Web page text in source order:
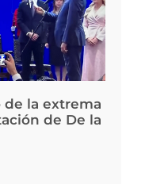
de la extrema
de De la